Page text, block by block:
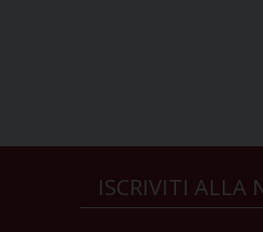
ISCRIVITI ALLA